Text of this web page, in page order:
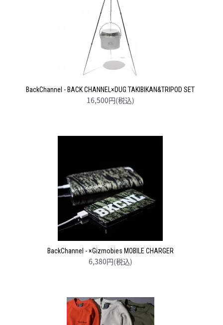
BackChannel - BACK CHANNEL×DUG TAKIBIKAN&TRIPOD SET
16,500円(税込)
BackChannel - ×Gizmobies MOBILE CHARGER
6,380円(税込)